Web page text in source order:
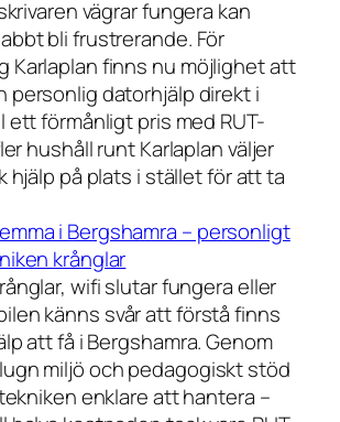
vägrar fungera kan
bli frustrerande. För
Karlaplan finns nu möjlighet att
personlig datorhjälp direkt i
ett förmånligt pris med RUT-
hushåll runt Karlaplan väljer
hjälp på plats i stället för att ta
i Bergshamra – personligt
krånglar
wifi slutar fungera eller
känns svår att förstå finns
att få i Bergshamra. Genom
miljö och pedagogiskt stöd
enklare att hantera –